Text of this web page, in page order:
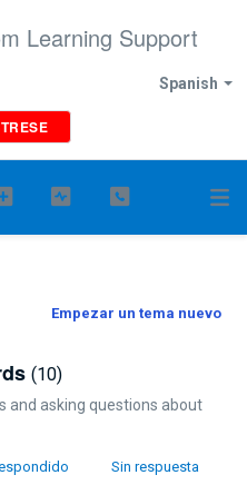
Learning Support
Spanish
Empezar un tema nuevo
10
and asking questions about
Sin respuesta